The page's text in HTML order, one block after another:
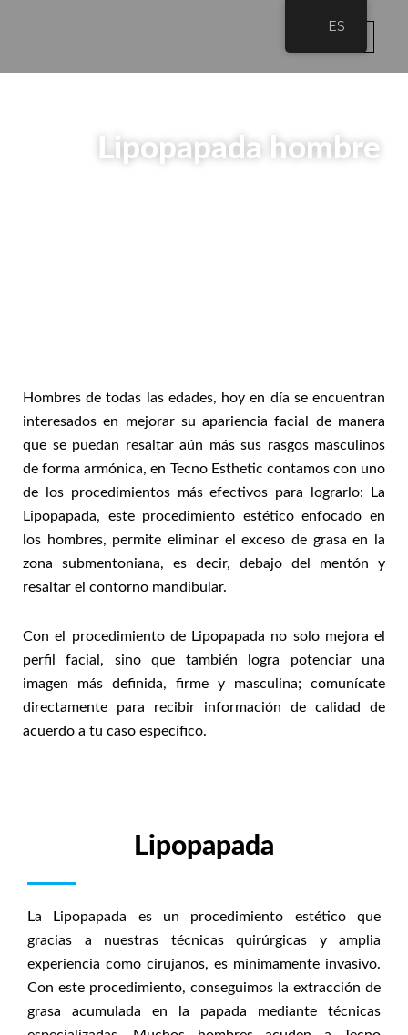
Lipopapada hombre
Hombres de todas las edades, hoy en día se encuentran
interesados en mejorar su apariencia facial de manera
que se puedan resaltar aún más sus rasgos masculinos
de forma armónica, en Tecno Esthetic contamos con uno
de los procedimientos más efectivos para lograrlo: La
Lipopapada, este procedimiento estético enfocado en
los hombres, permite eliminar el exceso de grasa en la
zona submentoniana, es decir, debajo del mentón y
resaltar el contorno mandibular.
Con el procedimiento de Lipopapada no solo mejora el
perfil facial, sino que también logra potenciar una
imagen más definida, firme y masculina; comunícate
directamente para recibir información de calidad de
acuerdo a tu caso específico.
Lipopapada
La Lipopapada es un procedimiento estético que
gracias a nuestras técnicas quirúrgicas y amplia
experiencia como cirujanos, es mínimamente invasivo.
Con este procedimiento, conseguimos la extracción de
grasa acumulada en la papada mediante técnicas
ES